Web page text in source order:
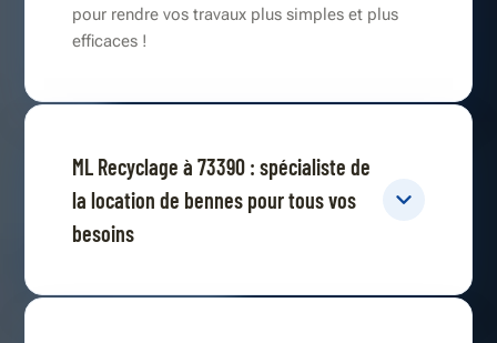
pour rendre vos travaux plus simples et plus
efficaces !
ML Recyclage à 73390 : spécialiste de
la location de bennes pour tous vos
besoins